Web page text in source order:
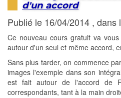
d'un accord
Publié le 16/04/2014 , dans
Ce nouveau cours gratuit va
autour d'un seul et même accord,
Sans plus tarder, on commence
images l'exemple dans son
est fait autour de l'accord de
correspondants, tant à la main